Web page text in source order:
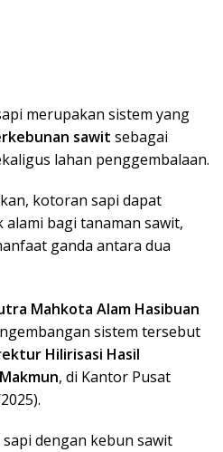
merupakan sistem yang
sawit sebagai
lahan penggembalaan.
kotoran sapi dapat
bagi tanaman sawit,
ganda antara dua
Mahkota Alam Hasibuan
sistem tersebut
Hilirisasi Hasil
Makmun, di Kantor Pusat
dengan kebun sawit